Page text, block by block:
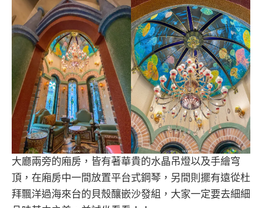
大廳兩旁的廂房，皆有著華貴的水晶吊燈以及手繪穹
頂，在廂房中一間放置平台式鋼琴，另間則擺有遠從杜
拜飄洋過海來台的貝殼釀嵌沙發組，大家一定要去細細